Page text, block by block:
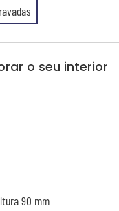
o seu interior
90 mm